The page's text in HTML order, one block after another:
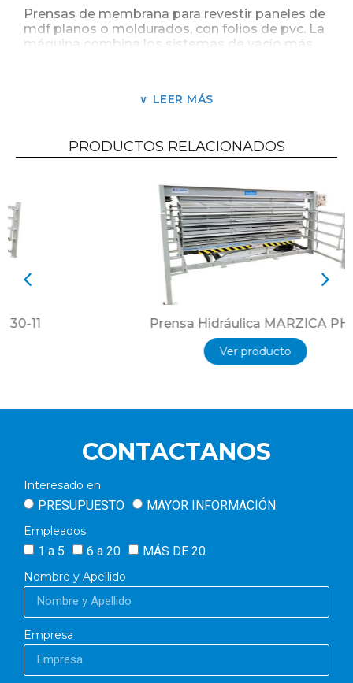
Prensas de membrana para revestir paneles de
mdf planos o moldurados, con folios de pvc. La
máquina combina los sistemas de vacío más
alternando en la misma posición de carga.
LEER MÁS
PRODUCTOS RELACIONADOS
Prensa Hidráulica MARZICA PHO
Ver producto
CONTACTANOS
Interesado en
PRESUPUESTO MAYOR INFORMACIÓN
Empleados
1 a 5 6 a 20 MÁS DE 20
Nombre y Apellido
Empresa